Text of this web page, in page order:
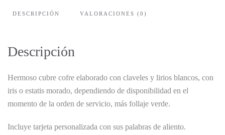
DESCRIPCIÓN VALORACIONES (0)
Descripción
Hermoso cubre cofre elaborado con claveles y lirios blancos, con
iris o estatis morado, dependiendo de disponibilidad en el
momento de la orden de servicio, más follaje verde.
Incluye tarjeta personalizada con sus palabras de aliento.